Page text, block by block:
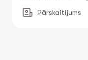
Pārskaitījums